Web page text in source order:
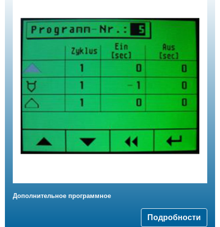
Дополнительное программное
Подробности